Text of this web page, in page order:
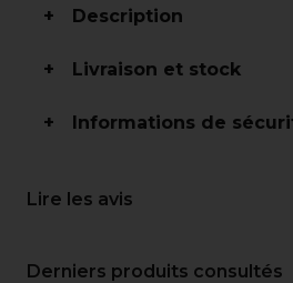
Description
Livraison et stock
Informations de
Lire les avis
Derniers produits consultés